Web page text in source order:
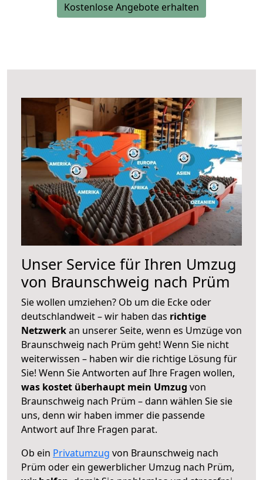
Kostenlose Angebote erhalten
Unser Service für Ihren Umzug
von Braunschweig nach Prüm
Sie wollen umziehen? Ob um die Ecke oder
deutschlandweit – wir haben das richtige
Netzwerkan unserer Seite, wenn es Umzüge von
Braunschweig nach Prüm geht! Wenn Sie nicht
weiterwissen – haben wir die richtige Lösung für
Sie! Wenn Sie Antworten auf Ihre Fragen wollen,
was kostet überhaupt mein Umzug von
Braunschweig nach Prüm – dann wählen Sie sie
uns, denn wir haben immer die passende
Antwort auf Ihre Fragen parat.
Ob ein Privatumzug von Braunschweig nach
Prüm oder ein gewerblicher Umzug nach Prüm,